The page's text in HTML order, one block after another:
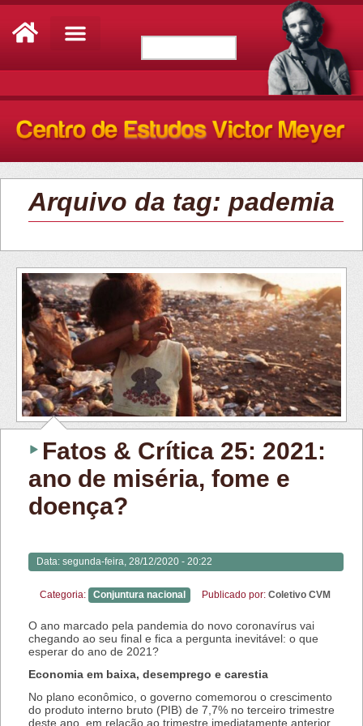
Arquivo da tag: pademia
Fatos & Crítica 25: 2021:
ano de miséria, fome e
doença?
Data: segunda-feira, 28/12/2020 - 20:22
Categoria: Conjuntura nacional Publicado por: Coletivo CVM
O ano marcado pela pandemia do novo coronavírus vai
chegando ao seu final e fica a pergunta inevitável: o que
esperar do ano de 2021?
Economia em baixa, desemprego e carestia
No plano econômico, o governo comemorou o crescimento
do produto interno bruto (PIB) de 7,7% no terceiro trimestre
deste ano, em relação ao trimestre imediatamente anterior,